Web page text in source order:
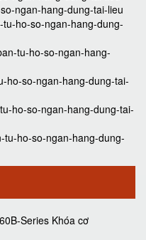
ngan-hang-dung-tai-lieu
ho-so-ngan-hang-dung-
tu-ho-so-ngan-hang-
ho-so-ngan-hang-dung-tai-
ho-so-ngan-hang-dung-tai-
tu-ho-so-ngan-hang-dung-